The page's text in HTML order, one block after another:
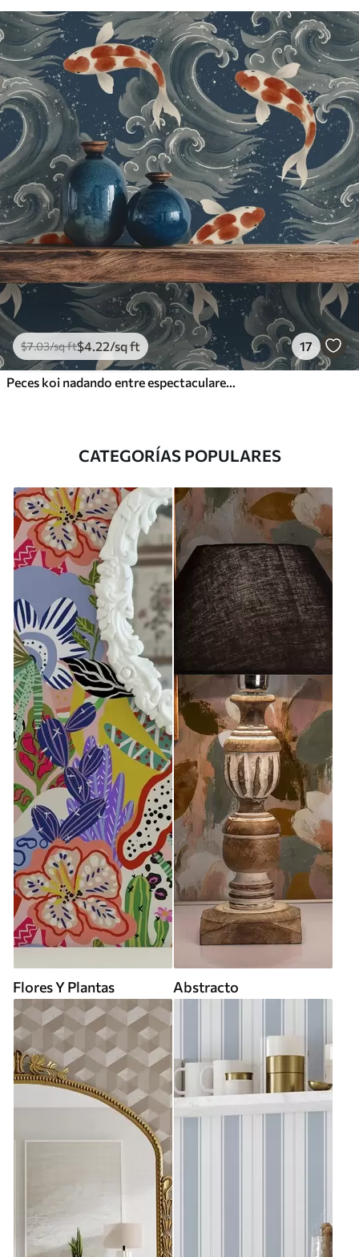
$7.03/sq ft$4.22/sq ft 17
Peces koi nadando entre espectaculares olas oceánicas
CATEGORÍAS POPULARES
Flores Y Plantas Abstracto